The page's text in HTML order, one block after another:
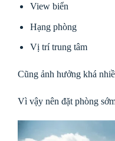
View biển
Hạng phòng
Vị trí trung tâm
Cũng ảnh hưởng khá
Vì vậy nên đặt phòng